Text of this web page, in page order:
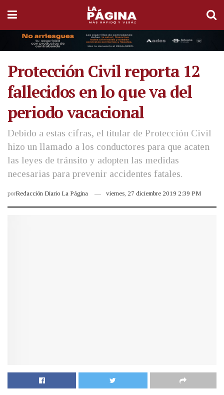
Protección Civil reporta 12
fallecidos en lo que va del
periodo vacacional
Debido a estas cifras, el titular de Protección Civil
hizo un llamado a los conductores para que acaten
las leyes de tránsito y adopten las medidas
necesarias para prevenir accidentes fatales.
porRedacción Diario La Página viernes, 27 diciembre 2019 2:39 PM